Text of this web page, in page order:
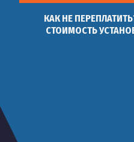
КАК НЕ
СТОИМОСТЬ